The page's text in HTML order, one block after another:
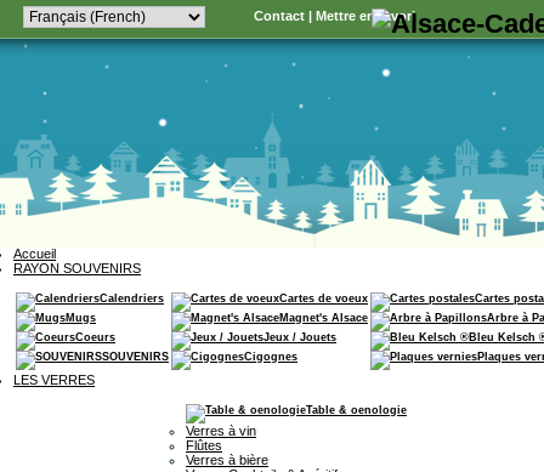
Contact |Mettre en favori
Accueil
RAYON SOUVENIRS
Calendriers
Mugs
Coeurs
SOUVENIRS
Cartes de voeux
Magnet's Alsace
Jeux / Jouets
Cigognes
Cartes
Arbre à
Bleu Kelsch
Plaques
LES VERRES
Table & oenologie
Verres à vin
Flûtes
Verres à bière